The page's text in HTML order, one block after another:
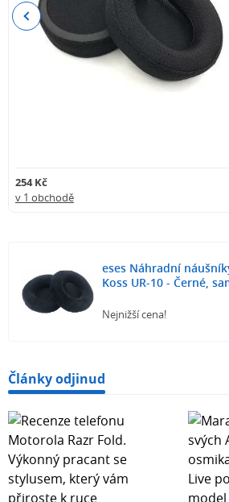
254 Kč
v 1 obchodě
Previous
eses Náhradní
Koss UR-10 - Černé,
Nejnižší cena!
Články odjinud